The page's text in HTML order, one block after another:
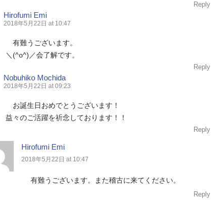
Reply
Hirofumi Emi
2018年5月22日 at 10:47
有難うございます。
＼(^o^)／会了解です。
Reply
Nobuhiko Mochida
2018年5月22日 at 09:23
お誕生日おめでとうございます！
益々のご活躍を祈念しております！！
Reply
Hirofumi Emi
2018年5月22日 at 10:47
有難うございます。また稽古に来てください。
Reply